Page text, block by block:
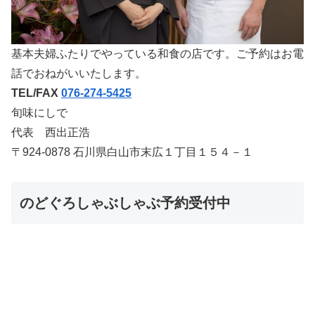
基本夫婦ふたりでやっている和食の店です。ご予約はお電
話でおねがいいたします。
TEL/FAX 076-274-5425
旬味にしで
代表 西出正浩
〒924-0878 石川県白山市末広１丁目１５４－１
のどぐろしゃぶしゃぶ予約受付中